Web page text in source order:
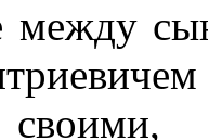
между